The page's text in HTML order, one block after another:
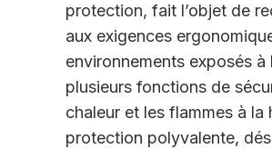
protection, fait l’objet de
aux exigences
environnements exposés à
plusieurs fonctions de s
chaleur et les flammes à la
protection polyvalente,